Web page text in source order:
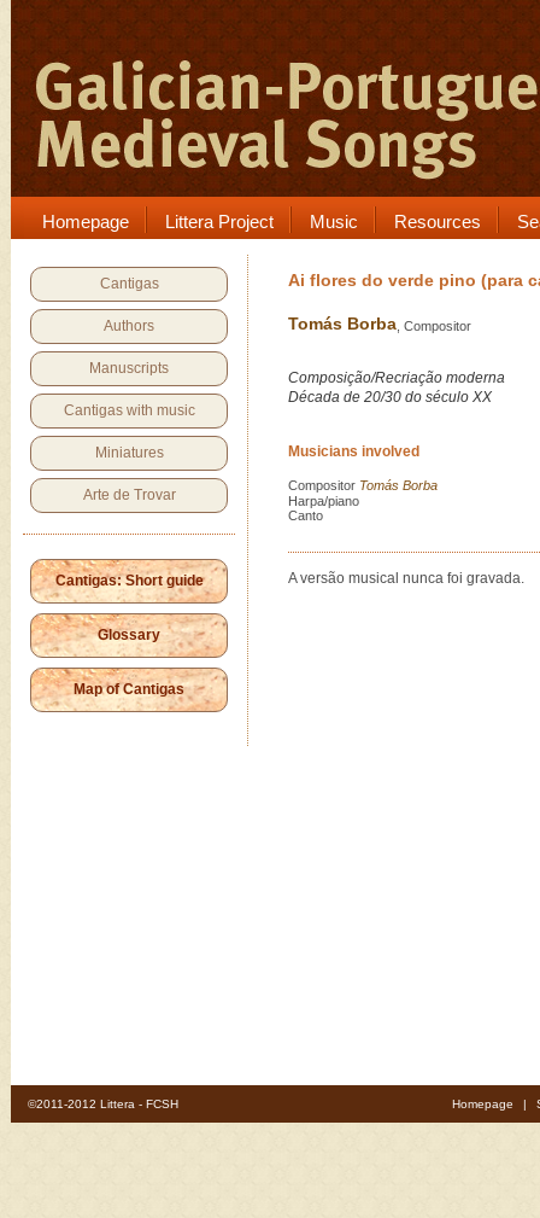
Homepage Littera Project Music Resources
Cantigas
Authors
Manuscripts
Cantigas with music
Miniatures
Arte de Trovar
Cantigas: Short guide
Glossary
Map of Cantigas
Ai flores do verde pino (para
Tomás Borba , Compositor
Composição/Recriação moderna
Década de 20/30 do século XX
Musicians involved
Compositor Tomás Borba
Harpa/piano
Canto
A versão musical nunca foi gravada.
©2011-2012 Littera - FCSH Homepage |